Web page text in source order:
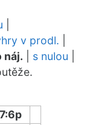
v prodl.
náj. s nulou
7:6p